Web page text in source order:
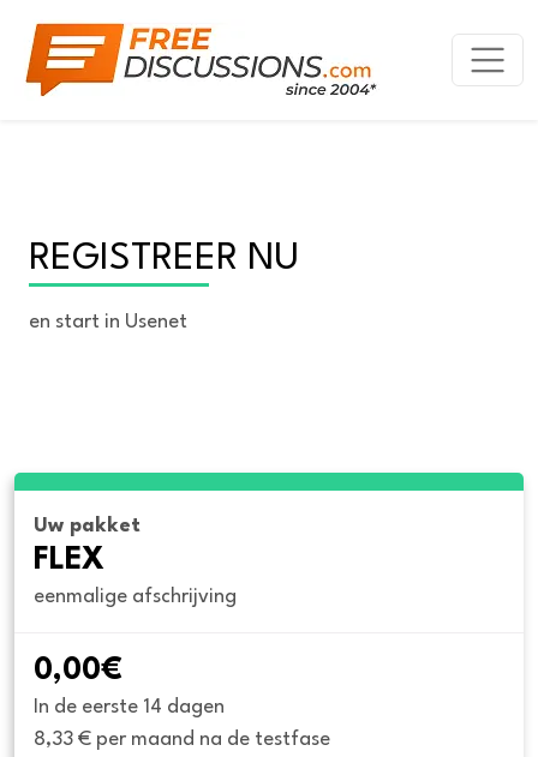
REGISTREER NU
en start in Usenet
Uw pakket
FLEX
eenmalige afschrijving
0,00€
In de eerste 14 dagen
8,33 € per maand na de testfase